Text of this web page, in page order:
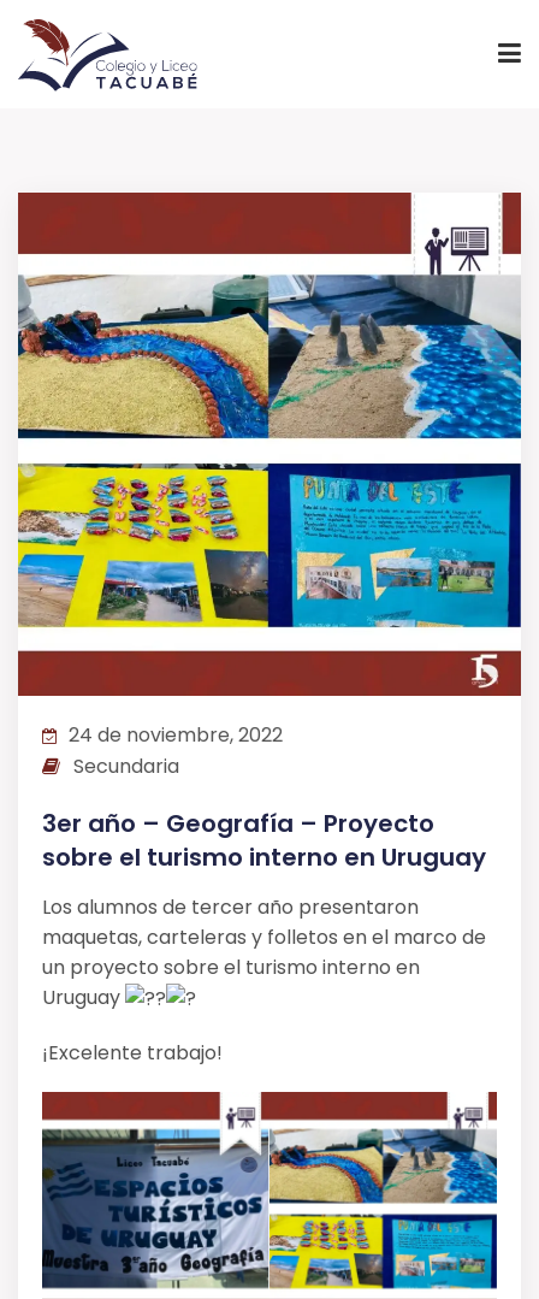
NIVELES
INSTITUCIONAL
ADMINISTRACIÓN
24 de noviembre, 2022
Secundaria
3er año – Geografía – Proyecto
sobre el turismo interno en Uruguay
Los alumnos de tercer año presentaron
maquetas, carteleras y folletos en el marco de
un proyecto sobre el turismo interno en
Uruguay
¡Excelente trabajo!